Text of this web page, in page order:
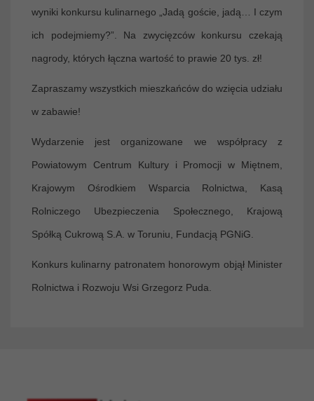
wyniki konkursu kulinarnego „Jadą goście, jadą… I czym
ich podejmiemy?”. Na zwycięzców konkursu czekają
nagrody, których łączna wartość to prawie 20 tys. zł!
Zapraszamy wszystkich mieszkańców do wzięcia udziału
w zabawie!
Wydarzenie jest organizowane we współpracy z
Powiatowym Centrum Kultury i Promocji w Miętnem,
Krajowym Ośrodkiem Wsparcia Rolnictwa, Kasą
Rolniczego Ubezpieczenia Społecznego, Krajową
Spółką Cukrową S.A. w Toruniu, Fundacją PGNiG.
Konkurs kulinarny patronatem honorowym objął Minister
Rolnictwa i Rozwoju Wsi Grzegorz Puda.